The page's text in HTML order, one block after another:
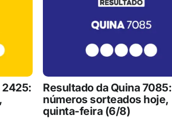
2425:
Resultado da Quina 7085:
números sorteados hoje,
quinta-feira (6/8)